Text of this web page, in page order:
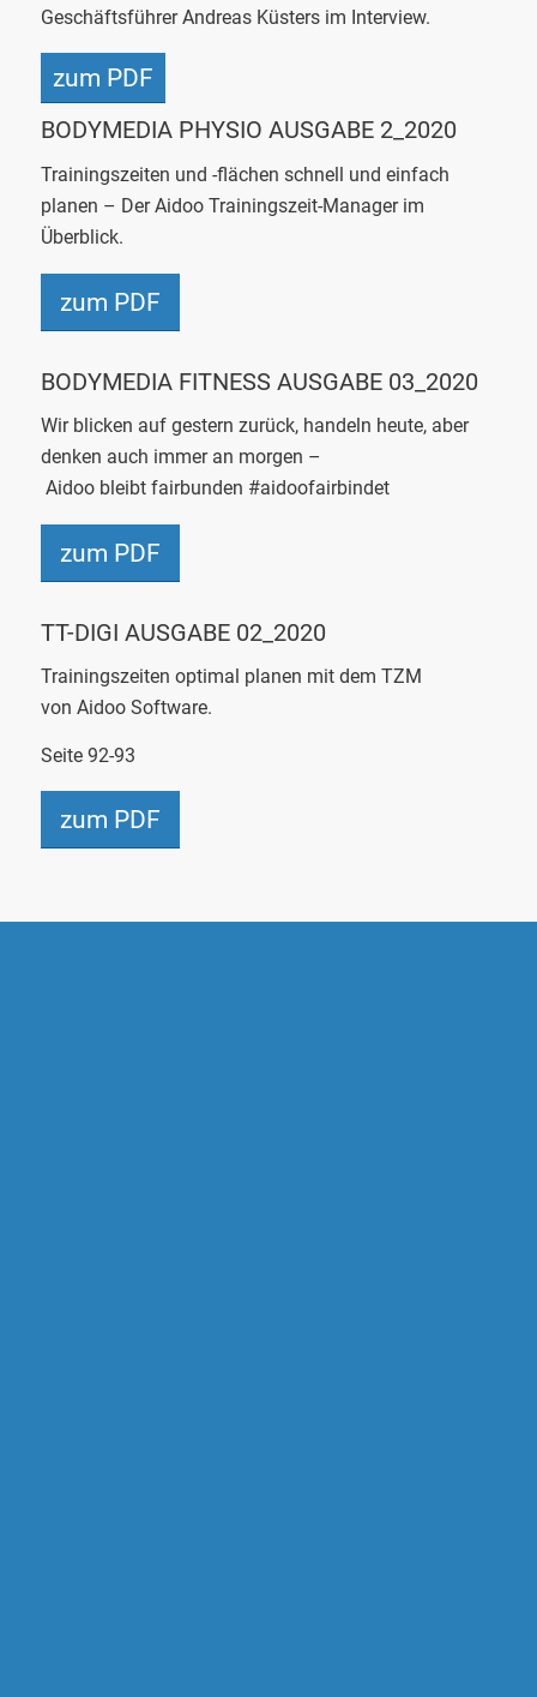
Geschäftsführer Andreas Küsters im Interview.
zum PDF
BODYMEDIA PHYSIO AUSGABE 2_2020
Trainingszeiten und -flächen schnell und einfach
planen – DerAidooTrainingszeit-Manager im
Überblick.
zum PDF
BODYMEDIA FITNESS AUSGABE 03_2020
Wir blicken auf gestern zurück, handeln heute, aber
denken auch immer an morgen –
Aidoobleibt fairbunden #aidoofairbindet
zum PDF
TT-DIGI AUSGABE 02_2020
Trainingszeiten optimal planen mit dem TZM
von AidooSoftware.
Seite 92-93
zum PDF